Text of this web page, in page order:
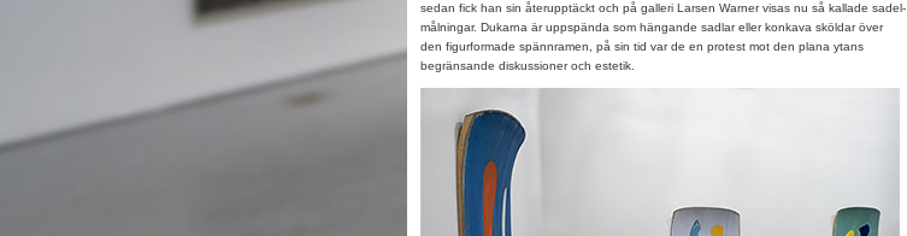
sedan fick han sin återupptäckt och på galleri Larsen Warner visas nu så kallade sadel-
målningar. Dukarna är uppspända som hängande sadlar eller konkava sköldar över
den figurformade spännramen, på sin tid var de en protest mot den plana ytans
begränsande diskussioner och estetik.